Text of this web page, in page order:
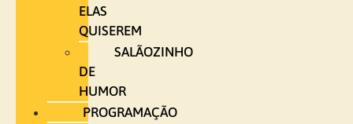
ELAS
QUISEREM
SALÃOZINHO
DE
HUMOR
PROGRAMAÇÃO